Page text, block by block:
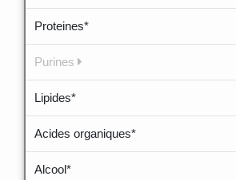
Proteines*
Purines
Lipides*
Acides organiques*
Alcool*